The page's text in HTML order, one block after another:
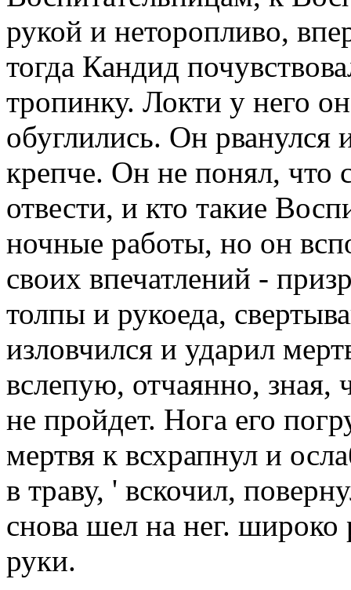
рукой и неторопливо,
тогда Кандид
тропинку. Локти у него
обуглились. Он рванулся
крепче. Он не понял, что
отвести, и кто такие
ночные работы, но он
своих впечатлений -
толпы и рукоеда,
изловчился и ударил
вслепую, отчаянно, зная,
не пройдет. Нога его
мертвя к всхрапнул и
в траву, ' вскочил,
снова шел на нег.
руки.